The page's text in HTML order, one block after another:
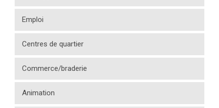
Emploi
Centres de quartier
Commerce/braderie
Animation